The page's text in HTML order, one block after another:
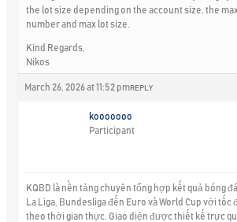
the lot size depending on the account size, the
number and max lot size.
Kind Regards,
Nikos
March 26, 2026 at 11:52 pm REPLY
kooooooo
Participant
KQBD là nền tảng chuyên tổng hợp kết quả bóng
La Liga, Bundesliga đến Euro và World Cup với tốc
theo thời gian thực. Giao diện được thiết kế trực